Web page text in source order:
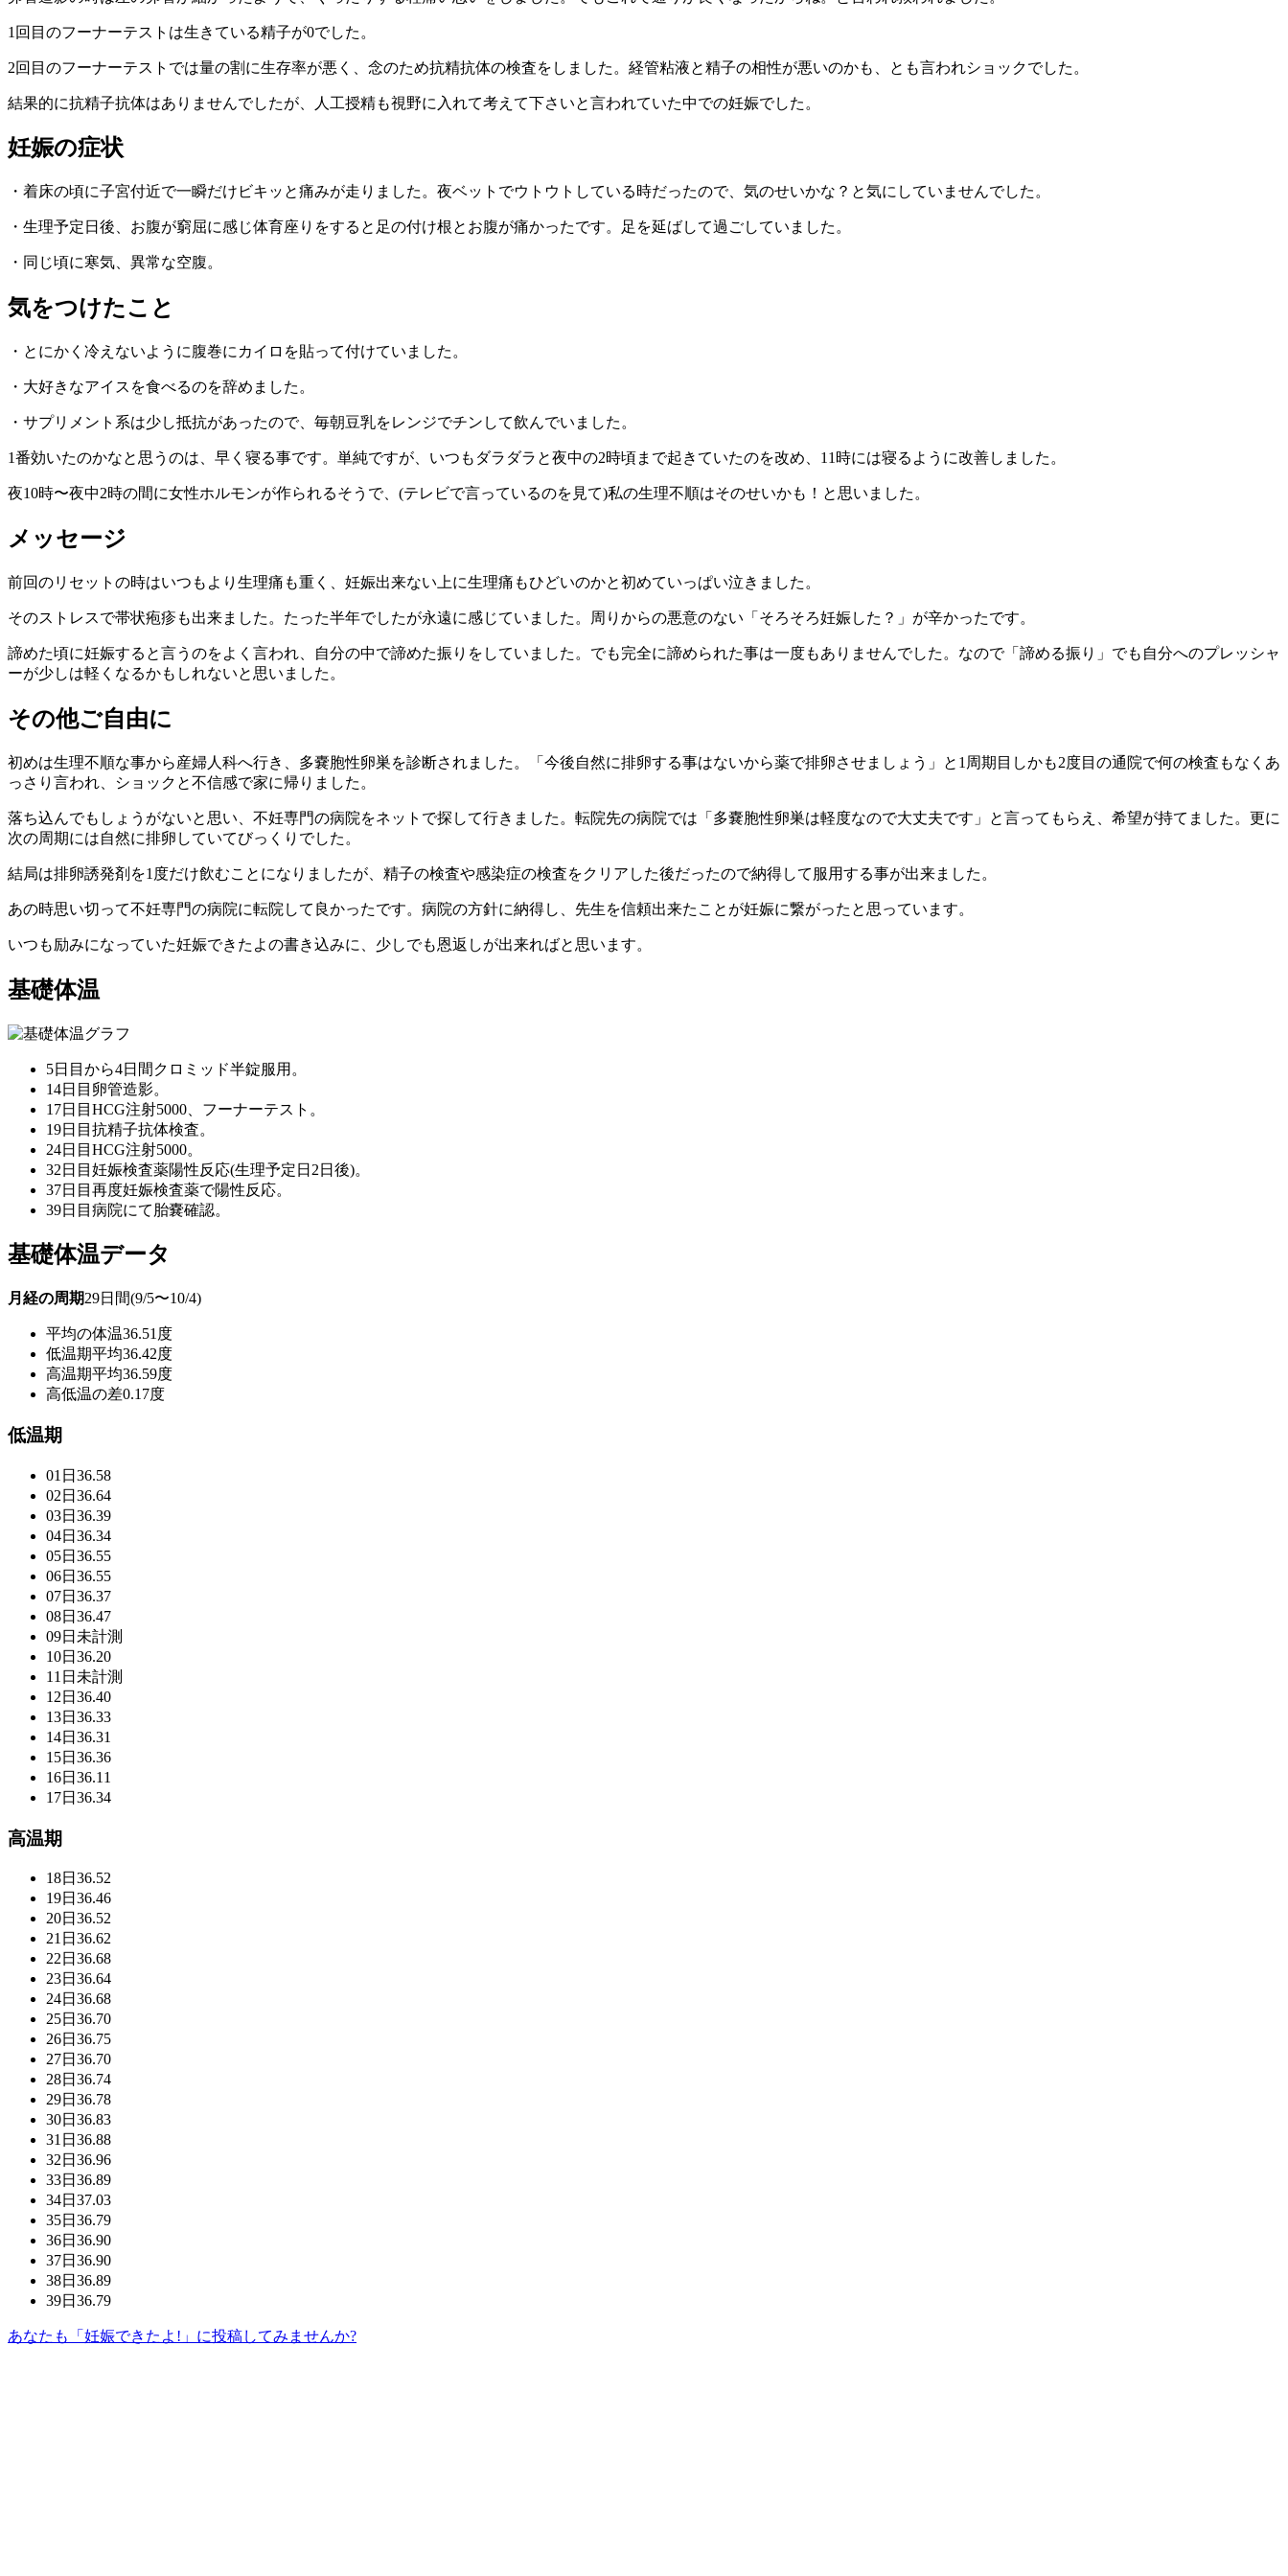
1回目のフーナーテストは生きている精子が0でした。
2回目のフーナーテストでは量の割に生存率が悪く、念のため抗精抗体の検査をしました。経管粘液と精子の相性が悪いのかも、とも言われショックでした。
結果的に抗精子抗体はありませんでしたが、人工授精も視野に入れて考えて下さいと言われていた中での妊娠でした。
妊娠の症状
・着床の頃に子宮付近で一瞬だけビキッと痛みが走りました。夜ベットでウトウトしている時だったので、気のせいかな？と気にしていませんでした。
・生理予定日後、お腹が窮屈に感じ体育座りをすると足の付け根とお腹が痛かったです。足を延ばして過ごしていました。
・同じ頃に寒気、異常な空腹。
気をつけたこと
・とにかく冷えないように腹巻にカイロを貼って付けていました。
・大好きなアイスを食べるのを辞めました。
・サプリメント系は少し抵抗があったので、毎朝豆乳をレンジでチンして飲んでいました。
1番効いたのかなと思うのは、早く寝る事です。単純ですが、いつもダラダラと夜中の2時頃まで起きていたのを改め、11時には寝るように改善しました。
夜10時〜夜中2時の間に女性ホルモンが作られるそうで、(テレビで言っているのを見て)私の生理不順はそのせいかも！と思いました。
メッセージ
前回のリセットの時はいつもより生理痛も重く、妊娠出来ない上に生理痛もひどいのかと初めていっぱい泣きました。
そのストレスで帯状疱疹も出来ました。たった半年でしたが永遠に感じていました。周りからの悪意のない「そろそろ妊娠した？」が辛かったです。
諦めた頃に妊娠すると言うのをよく言われ、自分の中で諦めた振りをしていました。でも完全に諦められた事は一度もありませんでした。なので「諦める振り」でも自分へのプレッシャ
ーが少しは軽くなるかもしれないと思いました。
その他ご自由に
初めは生理不順な事から産婦人科へ行き、多嚢胞性卵巣を診断されました。「今後自然に排卵する事はないから薬で排卵させましょう」と1周期目しかも2度目の通院で何の検査もなくあ
っさり言われ、ショックと不信感で家に帰りました。
落ち込んでもしょうがないと思い、不妊専門の病院をネットで探して行きました。転院先の病院では「多嚢胞性卵巣は軽度なので大丈夫です」と言ってもらえ、希望が持てました。更に
次の周期には自然に排卵していてびっくりでした。
結局は排卵誘発剤を1度だけ飲むことになりましたが、精子の検査や感染症の検査をクリアした後だったので納得して服用する事が出来ました。
あの時思い切って不妊専門の病院に転院して良かったです。病院の方針に納得し、先生を信頼出来たことが妊娠に繋がったと思っています。
いつも励みになっていた妊娠できたよの書き込みに、少しでも恩返しが出来ればと思います。
基礎体温
5日目から4日間クロミッド半錠服用。
14日目卵管造影。
17日目HCG注射5000、フーナーテスト。
19日目抗精子抗体検査。
24日目HCG注射5000。
32日目妊娠検査薬陽性反応(生理予定日2日後)。
37日目再度妊娠検査薬で陽性反応。
39日目病院にて胎嚢確認。
基礎体温データ
月経の周期29日間(9/5〜10/4)
平均の体温36.51度
低温期平均36.42度
高温期平均36.59度
高低温の差0.17度
低温期
01日 36.58
02日 36.64
03日 36.39
04日 36.34
05日 36.55
06日 36.55
07日 36.37
08日 36.47
09日 未計測
10日 36.20
11日 未計測
12日 36.40
13日 36.33
14日 36.31
15日 36.36
16日 36.11
17日 36.34
高温期
18日 36.52
19日 36.46
20日 36.52
21日 36.62
22日 36.68
23日 36.64
24日 36.68
25日 36.70
26日 36.75
27日 36.70
28日 36.74
29日 36.78
30日 36.83
31日 36.88
32日 36.96
33日 36.89
34日 37.03
35日 36.79
36日 36.90
37日 36.90
38日 36.89
39日 36.79
あなたも「妊娠できたよ!」に投稿してみませんか?